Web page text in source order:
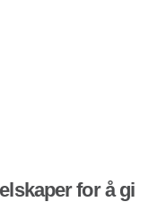
for å gi